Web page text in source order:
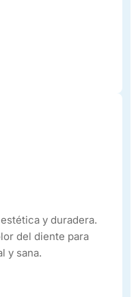
y duradera.
del diente para
y sana.